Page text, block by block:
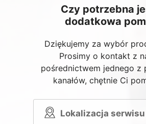
Czy potrzebna
dodatkowa
Dziękujemy za wybór
Prosimy o kontakt z
pośrednictwem jednego z
kanałów, chętnie Ci
Lokalizacja serwisu